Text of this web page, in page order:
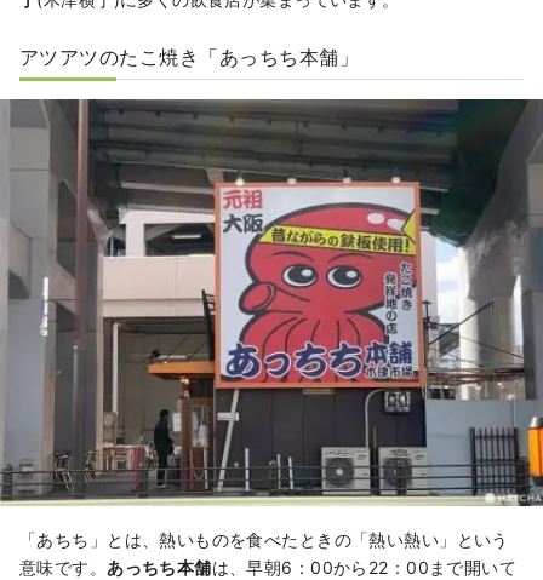
アツアツのたこ焼き「あっちち本舗」
「あちち」とは、熱いものを食べたときの「熱い熱い」という
意味です。 あっちち本舗は、早朝6：00から22：00まで開いて